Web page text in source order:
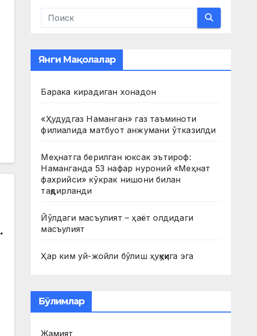
Янги Мақолалар
Барака кирадиган хонадон
«Ҳудудгаз Наманган» газ таъминоти
филиалида матбуот анжумани ўтказилди
Меҳнатга берилган юксак эътироф:
Наманганда 53 нафар нуроний «Меҳнат
фахрийси» кўкрак нишони билан
тақдирланди
Йўлдаги масъулият – ҳаёт олдидаги
масъулият
Ҳар ким уй-жойли бўлиш ҳуқуқига эга
Бўлимлар
Жамият